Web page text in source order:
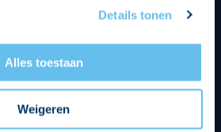
Details tonen
Alles toestaan
Weigeren